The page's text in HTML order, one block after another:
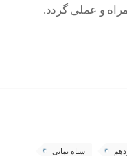
و عملی گردد.
سیاه نمایی